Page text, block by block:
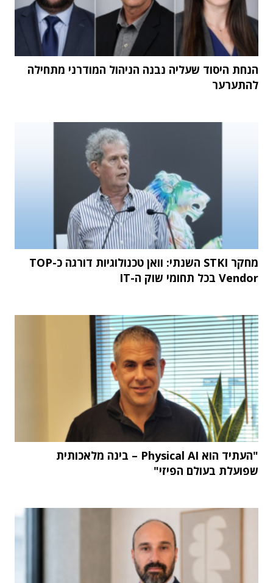
הנחת היסוד שעליה נבנה הניהול המודרני מתחילה
להתערער
מחקר STKI השנתי: וואן טכנולוגיות דורגה כ-TOP
Vendor בכל תחומי שוק ה-IT
"העתיד הוא Physical AI – בינה מלאכותית
שפועלת בעולם הפיזי"